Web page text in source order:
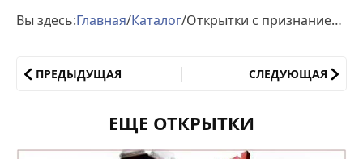
Вы здесь:Главная/Каталог/ Открытки с признанием Люблю
ПРЕДЫДУЩАЯ СЛЕДУЮЩАЯ
ЕЩЕ ОТКРЫТКИ